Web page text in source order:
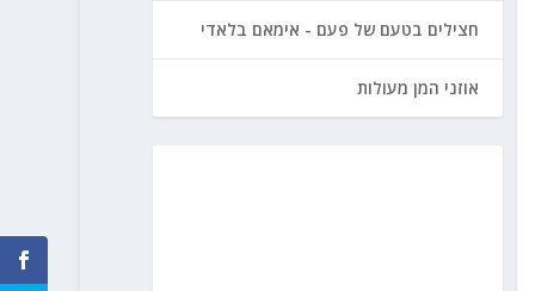
חצילים בטעם של פעם - אימאם בלאדי
אוזני המן מעולות